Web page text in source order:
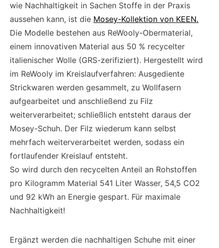
wie Nachhaltigkeit in Sachen Stoffe in der Praxis
aussehen kann, ist die Mosey-Kollektion von KEEN.
Die Modelle bestehen aus ReWooly-Obermaterial,
einem innovativen Material aus 50 % recycelter
italienischer Wolle (GRS-zerifiziert). Hergestellt wird
im ReWooly im Kreislaufverfahren: Ausgediente
Strickwaren werden gesammelt, zu Wollfasern
aufgearbeitet und anschließend zu Filz
weiterverarbeitet; schließlich entsteht daraus der
Mosey-Schuh. Der Filz wiederum kann selbst
mehrfach weiterverarbeitet werden, sodass ein
fortlaufender Kreislauf entsteht.
So wird durch den recycelten Anteil an Rohstoffen
pro Kilogramm Material 541 Liter Wasser, 54,5 CO2
und 92 kWh an Energie gespart. Für maximale
Nachhaltigkeit!
Ergänzt werden die nachhaltigen Schuhe mit einer